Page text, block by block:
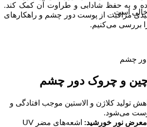
است.
و به حفظ شادابی و طراوت آن کمک کند.
مراقبت از پوست دور چشم و راهکارهای
بررسی می‌کنیم.
تولید کلاژن و الاستین موجب افتادگی و
می‌شود.
معرض نور خورشید:
اشعه‌های مضر UV